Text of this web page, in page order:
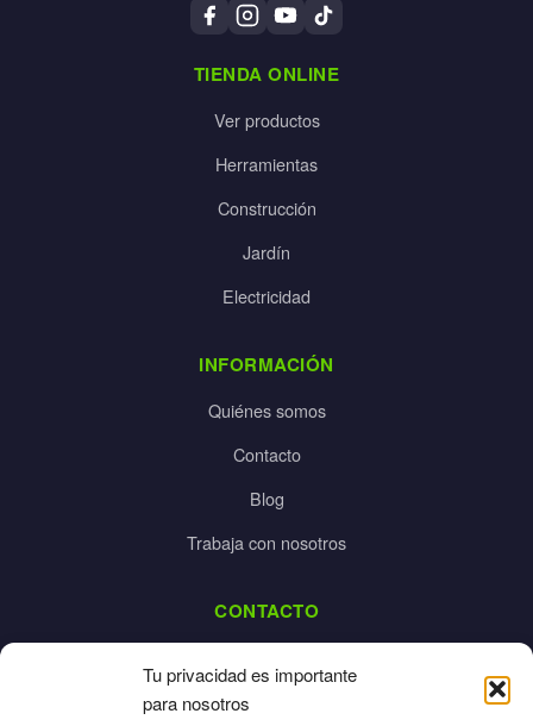
Tu privacidad es importante
para nosotros
TIENDA ONLINE
Ver productos
Herramientas
Construcción
Jardín
Electricidad
INFORMACIÓN
Quiénes somos
Contacto
Blog
Trabaja con nosotros
CONTACTO
925 532 213